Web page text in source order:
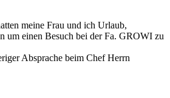
meine Frau und ich Urlaub,
um einen Besuch bei der Fa. GROWI zu
Absprache beim Chef Herrn